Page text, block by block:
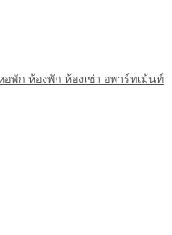
พัก ห้องพัก ห้องเช่า อพาร์ทเม้นท์